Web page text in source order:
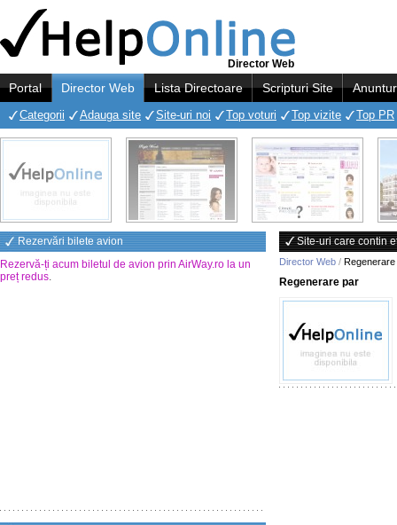
Director Web
Portal Director Web Lista Directoare Scripturi Site
Categorii Adauga site Site-uri noi Top voturi Top vizite Top PR
Rezervări bilete avion
Rezervă-ți acum biletul de avion prin AirWay.ro la un
preț redus.
Site-uri care contin
Director Web / Regenerare
Regenerare par